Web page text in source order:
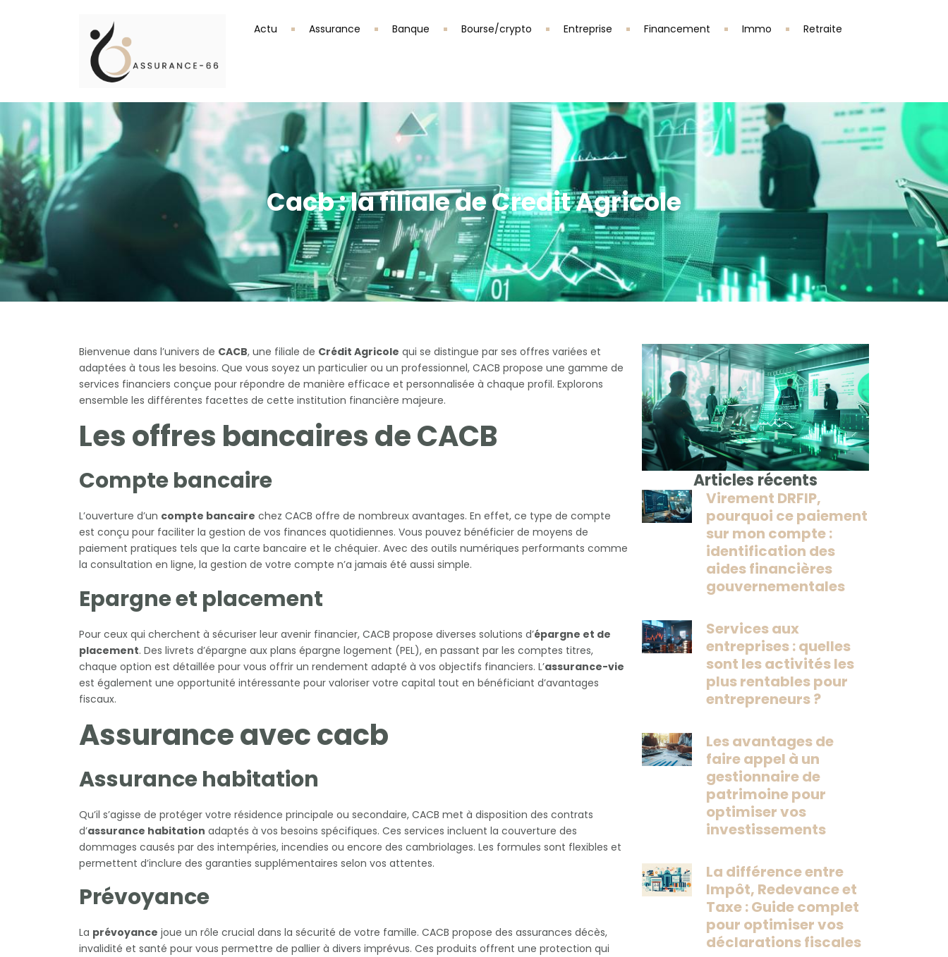
Actu Assurance Banque Bourse/crypto Entreprise Financement Immo Retraite
Cacb : la filiale de Credit Agricole
Bienvenue dans l’univers de CACB, une filiale de Crédit Agricole qui se distingue par ses offres variées et
adaptées à tous les besoins. Que vous soyez un particulier ou un professionnel, CACB propose une gamme de
services financiers conçue pour répondre de manière efficace et personnalisée à chaque profil. Explorons
ensemble les différentes facettes de cette institution financière majeure.
Les offres bancaires de CACB
Compte bancaire
L’ouverture d’un compte bancaire chez CACB offre de nombreux avantages. En effet, ce type de compte
est conçu pour faciliter la gestion de vos finances quotidiennes. Vous pouvez bénéficier de moyens de
paiement pratiques tels que la carte bancaire et le chéquier. Avec des outils numériques performants comme
la consultation en ligne, la gestion de votre compte n’a jamais été aussi simple.
Epargne et placement
Pour ceux qui cherchent à sécuriser leur avenir financier, CACB propose diverses solutions d’épargne et de
placement. Des livrets d’épargne aux plans épargne logement (PEL), en passant par les comptes titres,
chaque option est détaillée pour vous offrir un rendement adapté à vos objectifs financiers. L’assurance-vie
est également une opportunité intéressante pour valoriser votre capital tout en bénéficiant d’avantages
fiscaux.
Assurance avec cacb
Assurance habitation
Qu’il s’agisse de protéger votre résidence principale ou secondaire, CACB met à disposition des contrats
d’assurance habitation adaptés à vos besoins spécifiques. Ces services incluent la couverture des
dommages causés par des intempéries, incendies ou encore des cambriolages. Les formules sont flexibles et
permettent d’inclure des garanties supplémentaires selon vos attentes.
Prévoyance
La prévoyance joue un rôle crucial dans la sécurité de votre famille. CACB propose des assurances décès,
invalidité et santé pour vous permettre de pallier à divers imprévus. Ces produits offrent une protection qui
Articles récents
Virement DRFIP,
pourquoi ce paiement
sur mon compte :
identification des
aides financières
gouvernementales
Services aux
entreprises : quelles
sont les activités les
plus rentables pour
entrepreneurs ?
Les avantages de
faire appel à un
gestionnaire de
patrimoine pour
optimiser vos
investissements
La différence entre
Impôt, Redevance et
Taxe : Guide complet
pour optimiser vos
déclarations fiscales